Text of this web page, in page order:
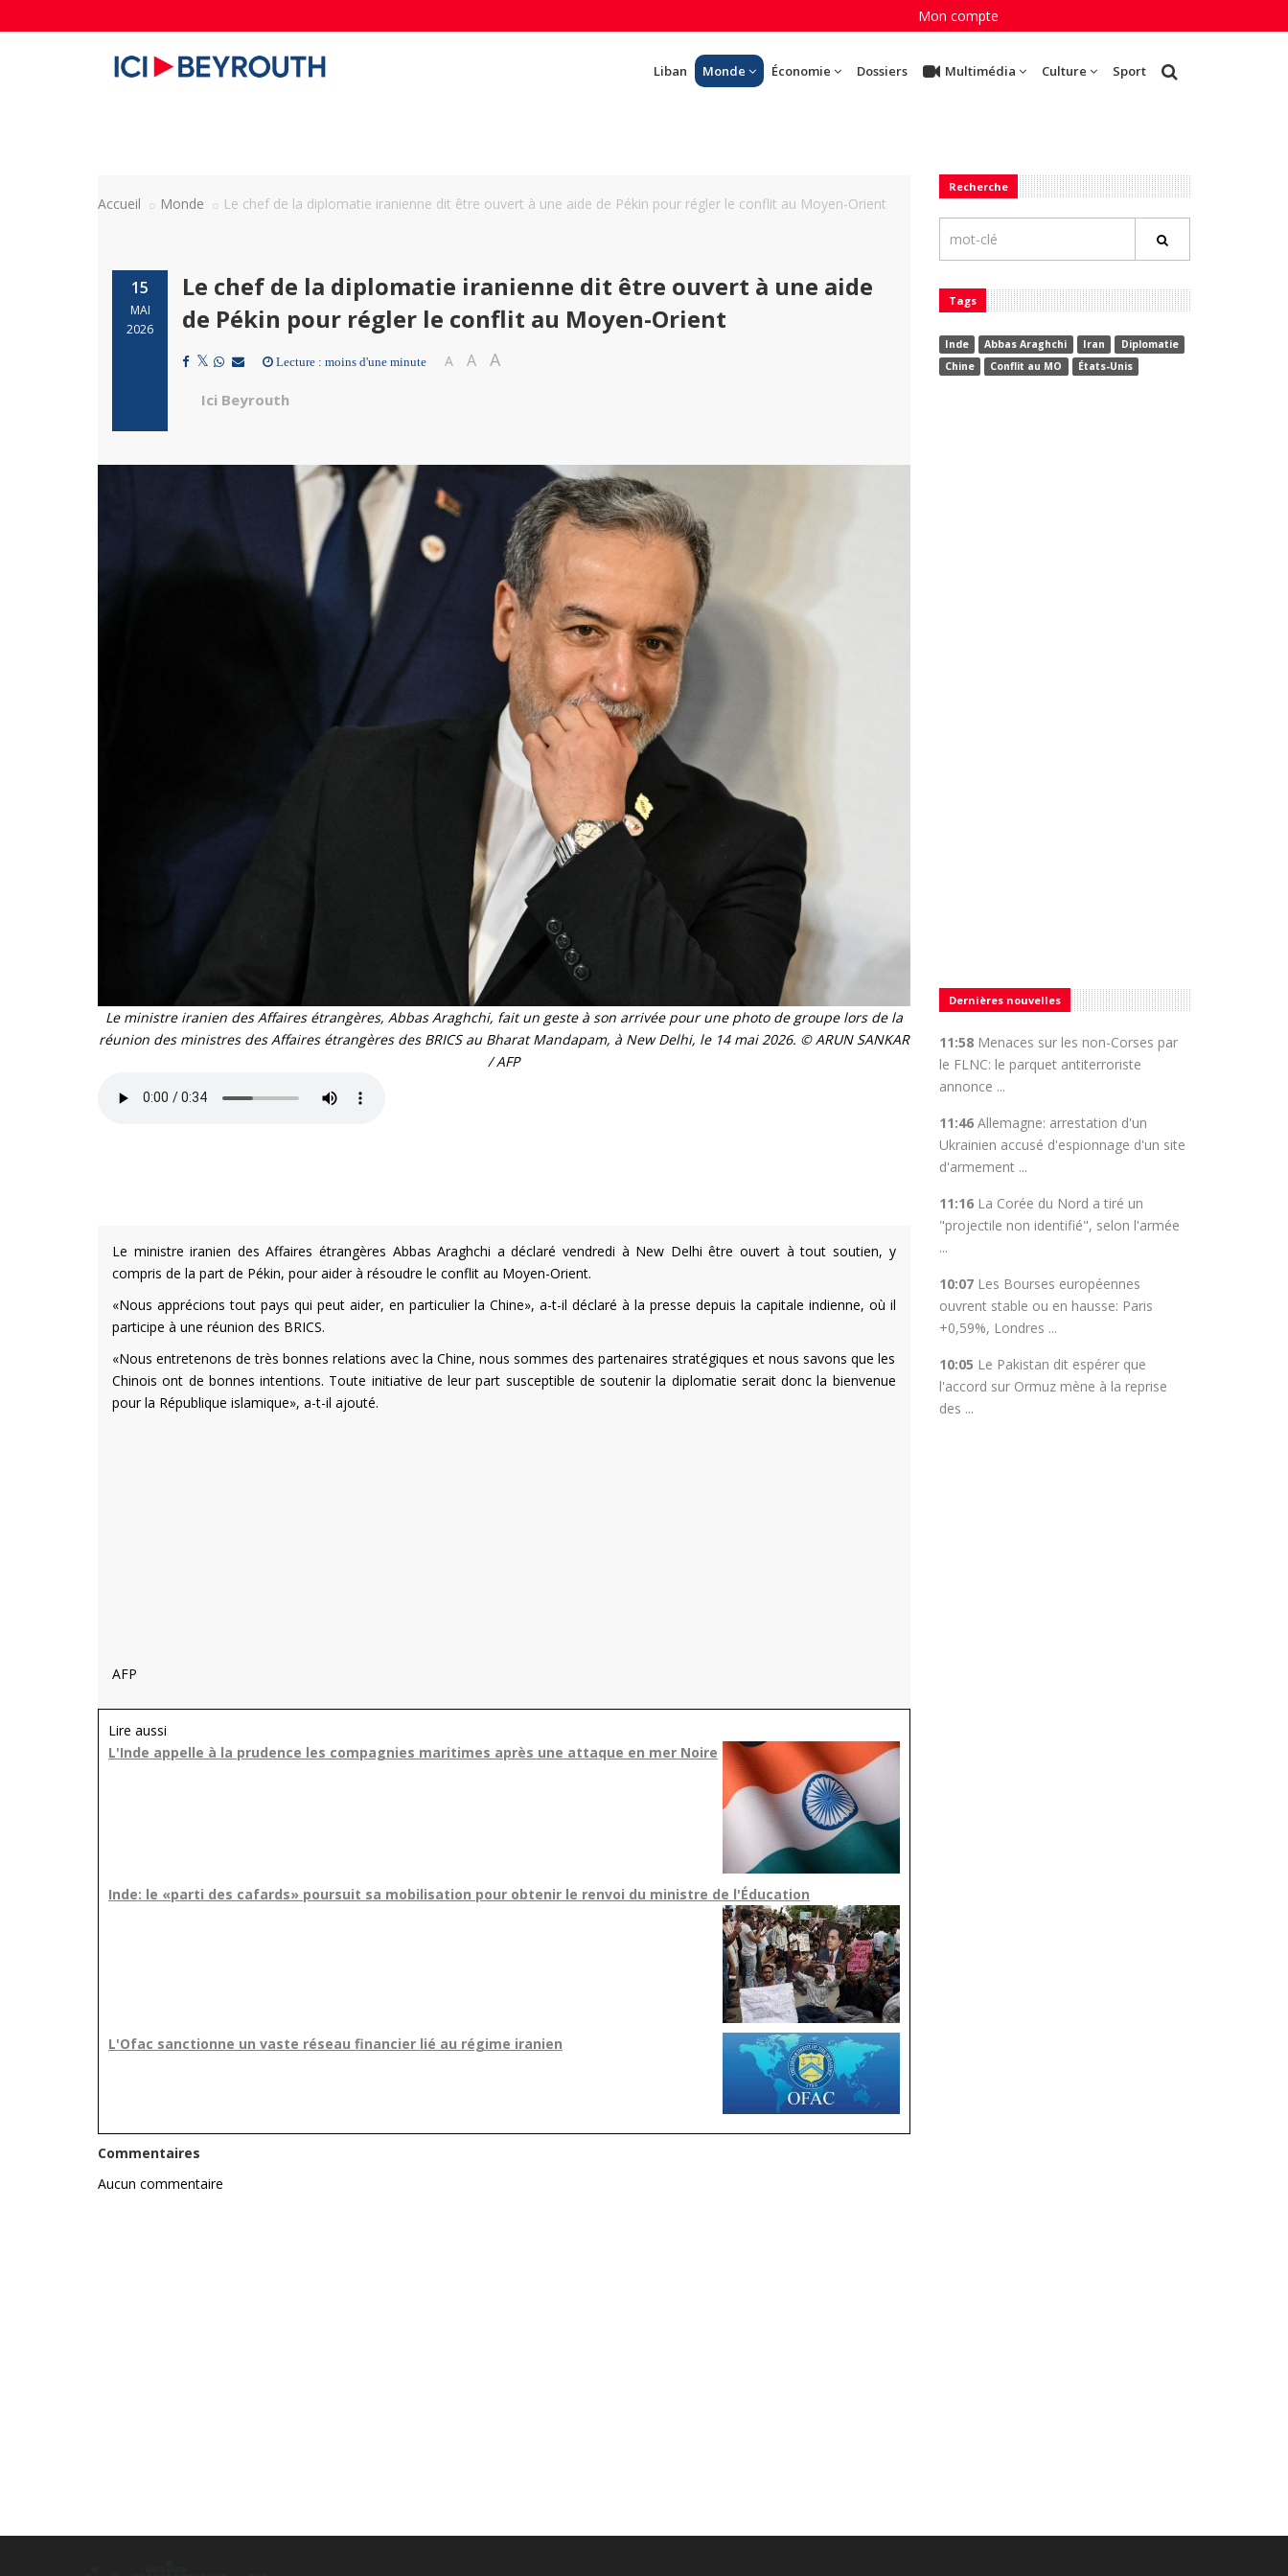
Mon compte
Liban Monde Économie Dossiers Multimédia Culture Sport
Accueil Monde Le chef de la diplomatie iranienne dit être ouvert à une aide de Pékin pour régler le conflit au Moyen-Orient
15
MAI
2026
Le chef de la diplomatie iranienne dit être ouvert à une aide
de Pékin pour régler le conflit au Moyen-Orient
Lecture : moins d'une minute A A A
Ici Beyrouth
Le ministre iranien des Affaires étrangères, Abbas Araghchi, fait un geste à son arrivée pour une photo de groupe lors de la
réunion des ministres des Affaires étrangères des BRICS au Bharat Mandapam, à New Delhi, le 14 mai 2026. © ARUN SANKAR
/ AFP
Le ministre iranien des Affaires étrangères Abbas Araghchi a déclaré vendredi à New Delhi être ouvert à tout soutien, y
compris de la part de Pékin, pour aider à résoudre le conflit au Moyen-Orient.
«Nous apprécions tout pays qui peut aider, en particulier la Chine», a-t-il déclaré à la presse depuis la capitale indienne, où il
participe à une réunion des BRICS.
«Nous entretenons de très bonnes relations avec la Chine, nous sommes des partenaires stratégiques et nous savons que les
Chinois ont de bonnes intentions. Toute initiative de leur part susceptible de soutenir la diplomatie serait donc la bienvenue
pour la République islamique», a-t-il ajouté.
AFP
Lire aussi
L'Inde appelle à la prudence les compagnies maritimes après une attaque en mer Noire
Inde: le «parti des cafards» poursuit sa mobilisation pour obtenir le renvoi du ministre de l'Éducation
L'Ofac sanctionne un vaste réseau financier lié au régime iranien
Commentaires
Aucun commentaire
Recherche
Tags
Inde Abbas Araghchi Iran
Diplomatie
Chine
Conflit au MO États-Unis
Dernières nouvelles
11:58 Menaces sur les non-Corses par
le FLNC: le parquet antiterroriste
annonce ...
11:46 Allemagne: arrestation d'un
Ukrainien accusé d'espionnage d'un site
d'armement ...
11:16 La Corée du Nord a tiré un
"projectile non identifié", selon l'armée
...
10:07 Les Bourses européennes
ouvrent stable ou en hausse: Paris
+0,59%, Londres ...
10:05 Le Pakistan dit espérer que
l'accord sur Ormuz mène à la reprise
des ...